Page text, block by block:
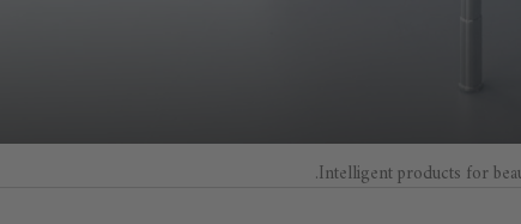
Intelligent products for